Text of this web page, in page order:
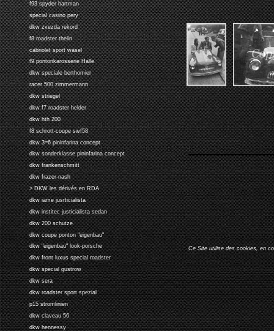
f93 spyder hartman
special casino pery
dkw zvezda rekord
f8 roadster thelin
cabriolet sport wasel
f9 pontonkarosserie Halle
dkw speciale berthomier
racer 500 zimmermann
dkw striegel
dkw f7 roadster helder
dkw hth 200
f8 schrott-coupe swf58
dkw 3=6 pininfarina concept
dkw sonderklasse pininfarina concept
dkw frankenschmitt
dkw frazer-nash
> DKW les dérivés en RDA
dkw iame jusrticialista
dkw institec justicialista sedan
dkw 200 schutze
dkw coupe ponton "eigenbau"
dkw "eigenbau" look-porsche
dkw front luxus special roadster
dkw special gustrow
dkw sera
dkw roadster sport spezial
p15 stromlinien
dkw claveau 56
dkw hennessy
Ce Site utilise des cookies, en